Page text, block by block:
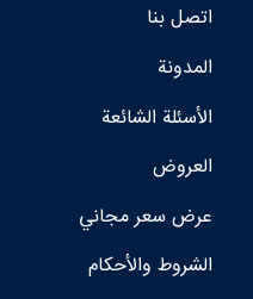
اتصل بنا
المدونة
الأسئلة الشائعة
العروض
عرض سعر مجاني
الشروط والأحكام